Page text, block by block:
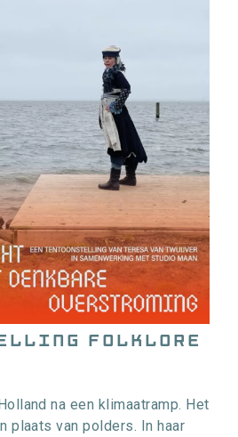
Folklore
na een klimaatramp. Het
plaats van polders. In haar